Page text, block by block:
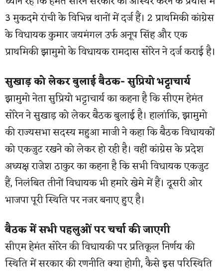
3 मुकदमे रांची के विभिन्न थानों में दर्ज हैं। 2 प्राथमिकी कांग्रेस
के विधायक कुमार जयमंगल उर्फ अनूप सिंह और एक
प्राथमिकी झामुमो के विधायक रामदास सोरेन ने दर्ज कराई है।
सुखाड़ को लेकर बुलाई बैठक- सुप्रियो भट्टाचार्य
झामुमो नेता सुप्रियो भट्टाचार्य का कहना है कि सीएम हेमंत
सोरेन ने सुखाड़ को लेकर बैठक बुलाई है। हालांकि, झामुमो
की राज्यसभा सदस्य महुआ माजी ने कहा कि बैठक विधायकों
को एकजुट रखने को लेकर हो रही है। वहीं कांग्रेस के प्रदेश
अध्यक्ष राजेश ठाकुर का कहना है कि सभी विधायक एकजुट
हैं, निलंबित तीनों विधायक भी हमारे खेमे में हैं। दूसरी ओर
भाजपा पूरी स्थिति पर नजर बनाए हुए है।
बैठक में सभी पहलुओं पर चर्चा की जाएगी
सीएम हेमंत सोरेन की विधायकी पर प्रतिकूल निर्णय की
स्थिति में सरकार की रणनीति क्या होगी, कैसे इस परिस्थिति